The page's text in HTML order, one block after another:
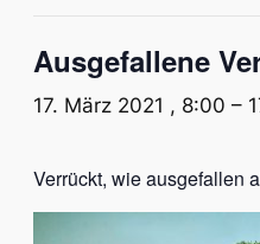
Ausgefallene
17. März 2021 , 8:00 –
Verrückt, wie ausgefallen